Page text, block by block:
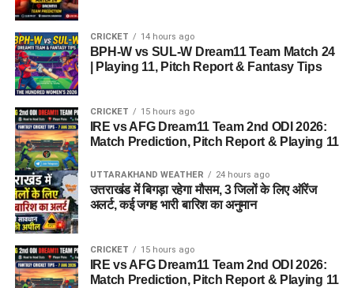
CRICKET 14 hours ago
BPH-W vs SUL-W Dream11 Team Match 24
| Playing 11, Pitch Report & Fantasy Tips
CRICKET 15 hours ago
IRE vs AFG Dream11 Team 2nd ODI 2026:
Match Prediction, Pitch Report & Playing 11
UTTARAKHAND WEATHER 24 hours ago
उत्तराखंड में बिगड़ा रहेगा मौसम, 3 जिलों के लिए ऑरेंज
अलर्ट, कई जगह भारी बारिश का अनुमान
CRICKET 15 hours ago
IRE vs AFG Dream11 Team 2nd ODI 2026:
Match Prediction, Pitch Report & Playing 11